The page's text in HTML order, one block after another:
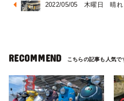
2022/05/05 木曜日 晴れ
RECOMMEND